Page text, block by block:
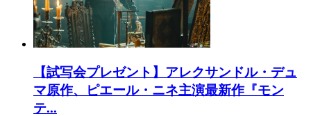
【試写会プレゼント】アレクサンドル・デュ
マ原作、ピエール・ニネ主演最新作『モン
テ...